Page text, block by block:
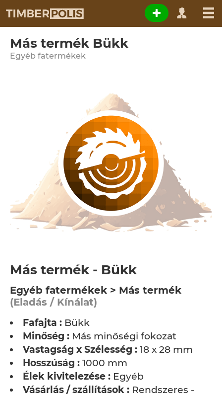
Más termék Bükk
Egyéb fatermékek
Más termék - Bükk
Egyéb fatermékek > Más termék
(Eladás / Kínálat)
Fafajta : Bükk
Minőség : Más minőségi fokozat
Vastagság x Szélesség : 18 x 28 mm
Hosszúság : 1000 mm
Élek kivitelezése : Egyéb
Vásárlás / szállítások : Rendszeres -